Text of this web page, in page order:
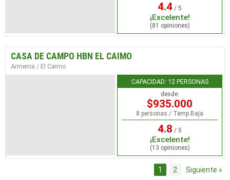
4.4 / 5
¡Excelente!
(81 opiniones)
CASA DE CAMPO HBN EL CAIMO
Armenia / El Caimo
CAPACIDAD: 12 PERSONAS
desde:
$935.000
8 personas / Temp Baja
4.8 / 5
¡Excelente!
(13 opiniones)
1 2 Siguiente »